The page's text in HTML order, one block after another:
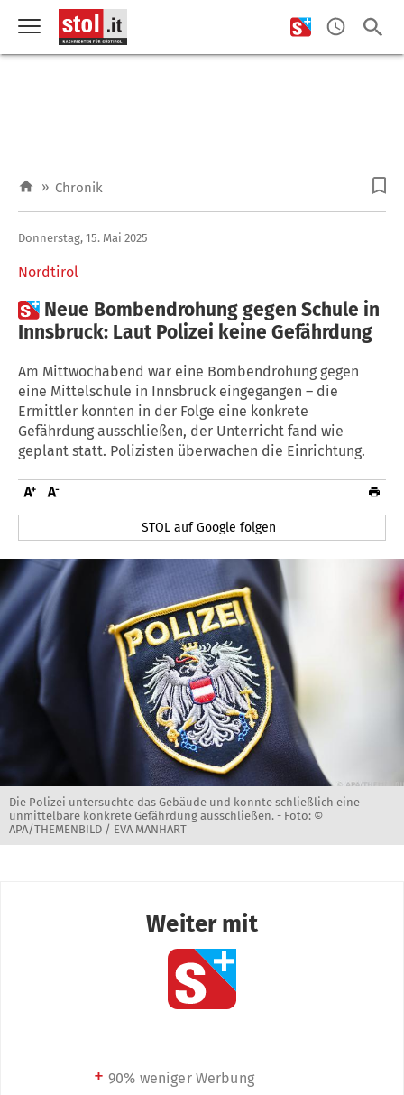
» Chronik
Nordtirol
Donnerstag, 15. Mai 2025
 Neue Bombendrohung gegen Schule in
Innsbruck: Laut Polizei keine Gefährdung
Am Mittwochabend war eine Bombendrohung gegen
eine Mittelschule in Innsbruck eingegangen – die
Ermittler konnten in der Folge eine konkrete
Gefährdung ausschließen, der Unterricht fand wie
geplant statt. Polizisten überwachen die Einrichtung.
STOL auf Google folgen
Die Polizei untersuchte das Gebäude und konnte schließlich eine
unmittelbare konkrete Gefährdung ausschließen. - Foto: ©
APA/THEMENBILD / EVA MANHART